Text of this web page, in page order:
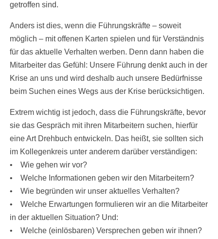
getroffen sind.
Anders ist dies, wenn die Führungskräfte – soweit
möglich – mit offenen Karten spielen und für Verständnis
für das aktuelle Verhalten werben. Denn dann haben die
Mitarbeiter das Gefühl: Unsere Führung denkt auch in der
Krise an uns und wird deshalb auch unsere Bedürfnisse
beim Suchen eines Wegs aus der Krise berücksichtigen.
Extrem wichtig ist jedoch, dass die Führungskräfte, bevor
sie das Gespräch mit ihren Mitarbeitern suchen, hierfür
eine Art Drehbuch entwickeln. Das heißt, sie sollten sich
im Kollegenkreis unter anderem darüber verständigen:
• Wie gehen wir vor?
• Welche Informationen geben wir den Mitarbeitern?
• Wie begründen wir unser aktuelles Verhalten?
• Welche Erwartungen formulieren wir an die Mitarbeiter
in der aktuellen Situation? Und:
• Welche (einlösbaren) Versprechen geben wir ihnen?